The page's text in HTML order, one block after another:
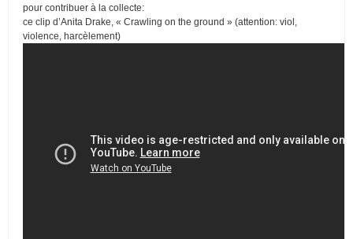
pour contribuer à la collecte:
ce clip d’Anita Drake, « Crawling on the ground » (attention: viol,
violence, harcèlement)